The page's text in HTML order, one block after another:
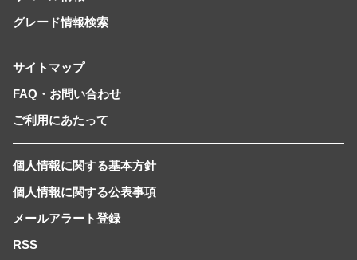
グレード情報検索
サイトマップ
FAQ・お問い合わせ
ご利用にあたって
個人情報に関する基本方針
個人情報に関する公表事項
メールアラート登録
RSS